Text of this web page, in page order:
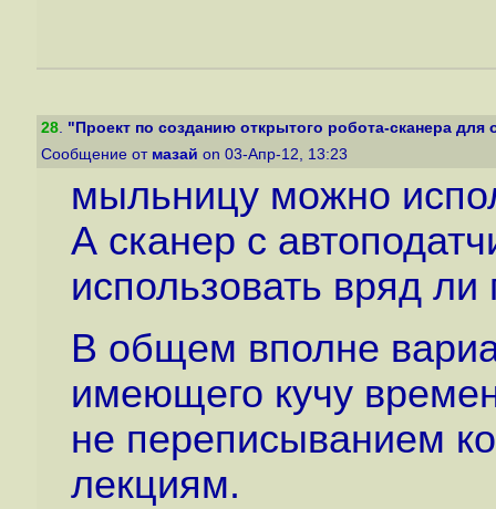
28. "Проект по созданию открытого робота-сканера
Сообщение от мазай on 03-Апр-12, 13:23
мыльницу можно
А сканер с
использовать вряд ли
В общем вполне
имеющего кучу
не переписыванием
лекциям.